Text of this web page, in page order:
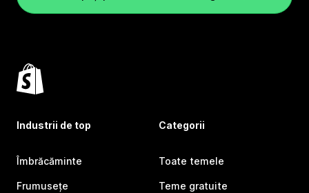
Industrii de top
Îmbrăcăminte
Frumusețe
Categorii
Toate temele
Teme gratuite